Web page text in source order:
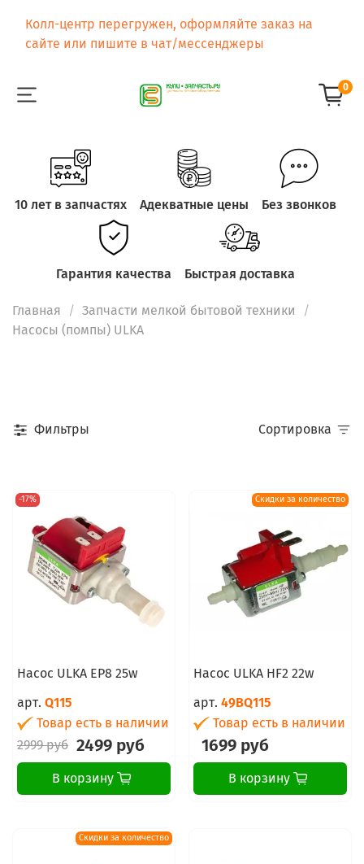
Колл-центр перегружен, оформляйте заказ на
сайте или пишите в чат/мессенджеры
0
10 лет в запчастях Адекватные цены Без звонков
Гарантия качества Быстрая доставка
Главная
Запчасти мелкой бытовой техники
Насосы (помпы) ULKA
Фильтры Сортировка
-17%
Насос ULKA EP8 25w
арт. Q115
Товар есть в наличии
2999 руб 2499 руб
В корзину
Скидки за количество
Насос ULKA HF2 22w
арт. 49BQ115
Товар есть в наличии
1699 руб
В корзину
Скидки за количество